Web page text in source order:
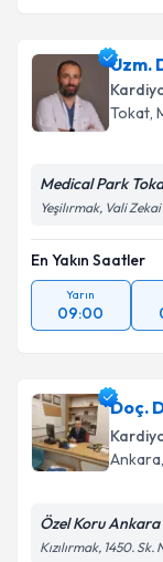
Uzm.
Tokat,
Medical Park
Yeşilırmak, Vali
En Yakın Saatler
Yarın
09:00
Doç.
Ankara
Özel Koru
Kızılırmak, 1450. Sk.